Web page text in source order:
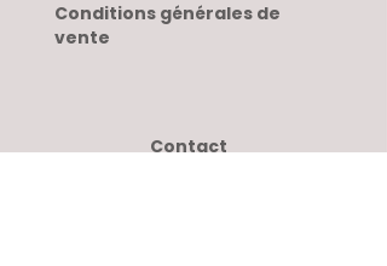
Conditions générales de
vente
Contact